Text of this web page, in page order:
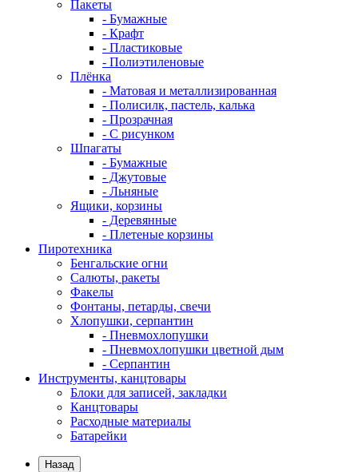
Пакеты
- Бумажные
- Крафт
- Пластиковые
- Полиэтиленовые
Плёнка
- Матовая и металлизированная
- Полисилк, пастель, калька
- Прозрачная
- С рисунком
Шпагаты
- Бумажные
- Джутовые
- Льняные
Ящики, корзины
- Деревянные
- Плетеные корзины
Пиротехника
Бенгальские огни
Салюты, ракеты
Факелы
Фонтаны, петарды, свечи
Хлопушки, серпантин
- Пневмохлопушки
- Пневмохлопушки цветной дым
- Серпантин
Инструменты, канцтовары
Блоки для записей, закладки
Канцтовары
Расходные материалы
Батарейки
Назад